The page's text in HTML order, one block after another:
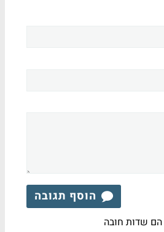
הוסף תגובה
הם שדות חובה